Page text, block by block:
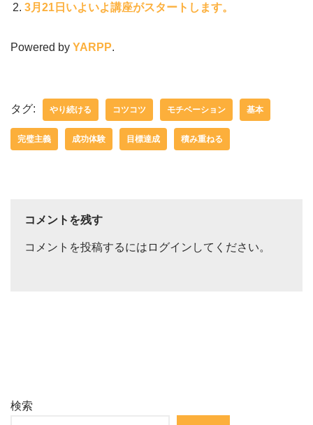
3月21日いよいよ講座がスタートします。
Powered by YARPP.
タグ: やり続ける コツコツ モチベーション 基本
完璧主義 成功体験 目標達成 積み重ねる
コメントを残す
コメントを投稿するには ログイン してください。
検索